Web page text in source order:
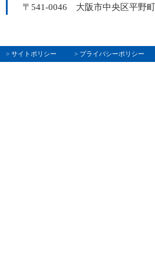
〒541-0046 大阪市中央区平野
> サイトポリシー > プライバシーポリシー